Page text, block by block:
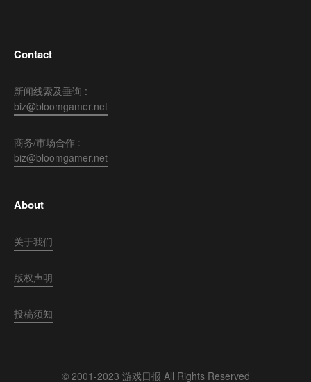
Contact
新闻线索及垂询 :
biz@bloomgamer.net
商务/市场合作 :
biz@bloomgamer.net
About
关于我们
版权声明
投稿须知
© 2001-2023 游戏日报 All Rights Reserved